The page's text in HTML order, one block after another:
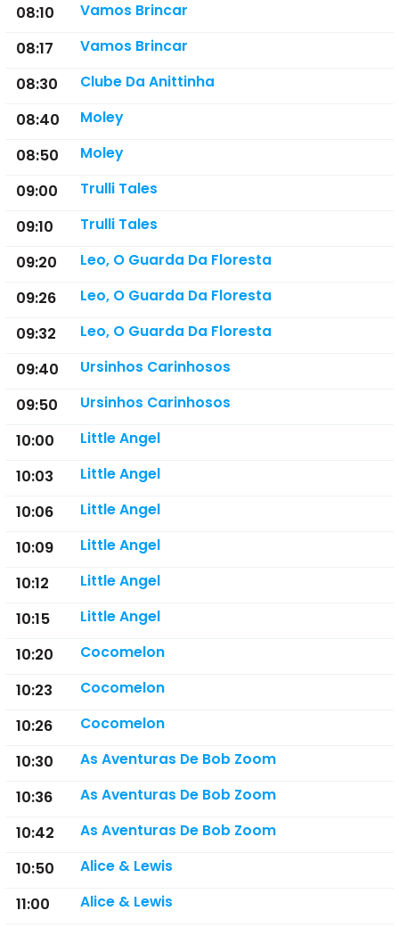
08:10 Vamos Brincar
08:17 Vamos Brincar
08:30 Clube Da Anittinha
08:40 Moley
08:50 Moley
09:00 Trulli Tales
09:10 Trulli Tales
09:20 Leo, O Guarda Da Floresta
09:26 Leo, O Guarda Da Floresta
09:32 Leo, O Guarda Da Floresta
09:40 Ursinhos Carinhosos
09:50 Ursinhos Carinhosos
10:00 Little Angel
10:03 Little Angel
10:06 Little Angel
10:09 Little Angel
10:12 Little Angel
10:15 Little Angel
10:20 Cocomelon
10:23 Cocomelon
10:26 Cocomelon
10:30 As Aventuras De Bob Zoom
10:36 As Aventuras De Bob Zoom
10:42 As Aventuras De Bob Zoom
10:50 Alice & Lewis
11:00 Alice & Lewis